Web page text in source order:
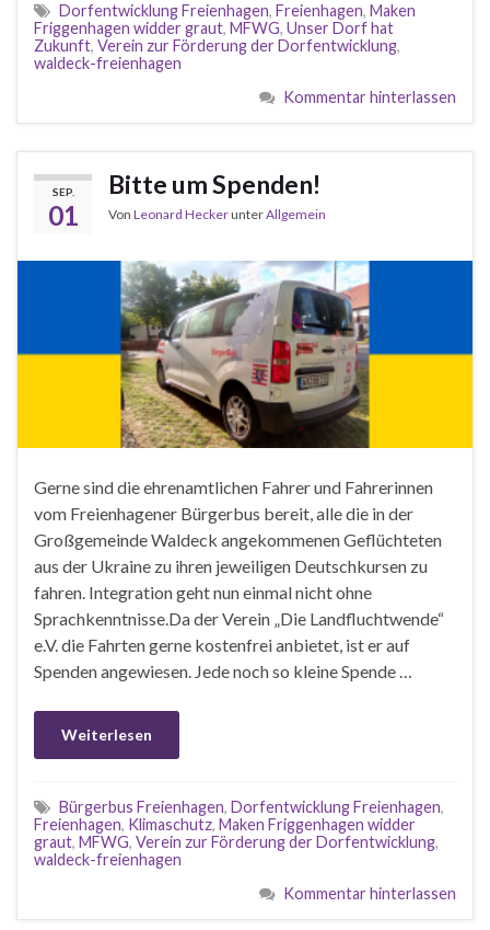
Dorfentwicklung Freienhagen, Freienhagen, Maken
Friggenhagen widder graut, MFWG, Unser Dorf hat
Zukunft, Verein zur Förderung der Dorfentwicklung,
waldeck-freienhagen
Kommentar hinterlassen
SEP.
01
Bitte um Spenden!
Von Leonard HeckerunterAllgemein
Gerne sind die ehrenamtlichen Fahrer und Fahrerinnen
vom Freienhagener Bürgerbus bereit, alle die in der
Großgemeinde Waldeck angekommenen Geflüchteten
aus der Ukraine zu ihren jeweiligen Deutschkursen zu
fahren. Integration geht nun einmal nicht ohne
Sprachkenntnisse.Da der Verein „Die Landfluchtwende“
e.V. die Fahrten gerne kostenfrei anbietet, ist er auf
Spenden angewiesen. Jede noch so kleine Spende …
Weiterlesen
Bürgerbus Freienhagen, Dorfentwicklung Freienhagen,
Freienhagen, Klimaschutz, Maken Friggenhagen widder
graut, MFWG, Verein zur Förderung der Dorfentwicklung,
waldeck-freienhagen
Kommentar hinterlassen